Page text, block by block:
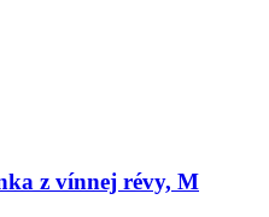
z vínnej révy, M